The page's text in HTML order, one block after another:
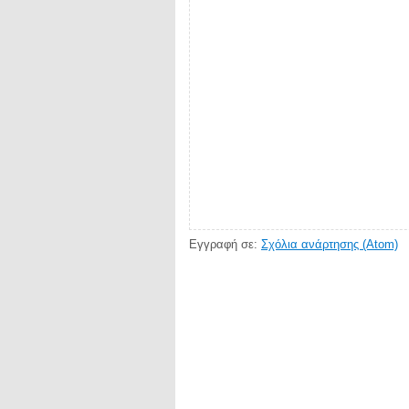
Εγγραφή σε: Σχόλια ανάρτησης (Atom)